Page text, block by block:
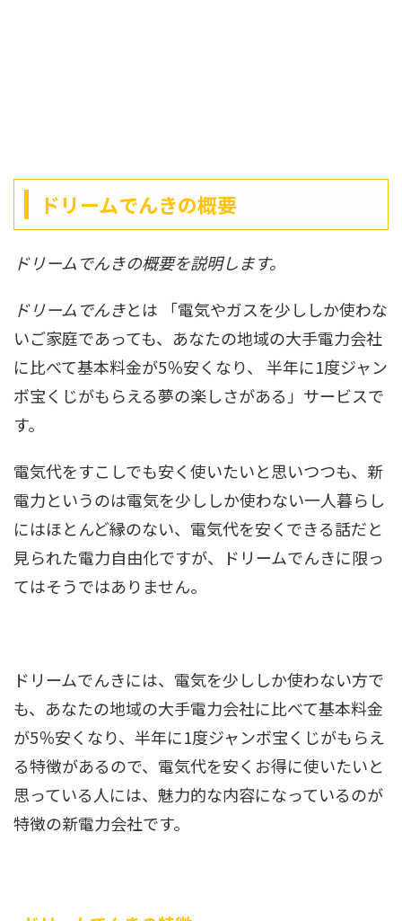
ドリームでんきの概要
ドリームでんきの概要を説明します。
ドリームでんきとは 「電気やガスを少ししか使わな
いご家庭であっても、あなたの地域の大手電力会社
に比べて基本料金が5％安くなり、 半年に1度ジャン
ボ宝くじがもらえる夢の楽しさがある」サービスで
す。
電気代をすこしでも安く使いたいと思いつつも、新
電力というのは電気を少ししか使わない一人暮らし
にはほとんど縁のない、電気代を安くできる話だと
見られた電力自由化ですが、ドリームでんきに限っ
てはそうではありません。
ドリームでんきには、電気を少ししか使わない方で
も、あなたの地域の大手電力会社に比べて基本料金
が5％安くなり、半年に1度ジャンボ宝くじがもらえ
る特徴があるので、電気代を安くお得に使いたいと
思っている人には、魅力的な内容になっているのが
特徴の新電力会社です。